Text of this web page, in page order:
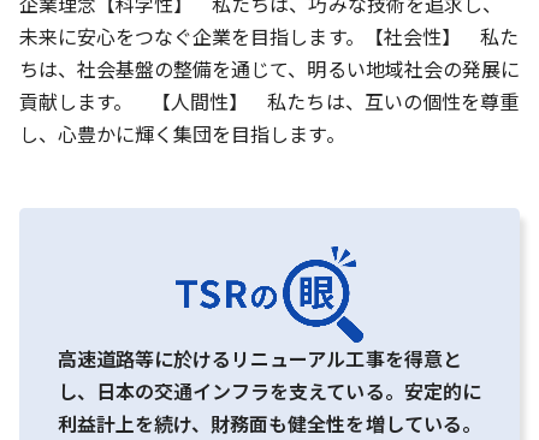
未来に安心をつなぐ企業を目指します。【社会性】 私た
ちは、社会基盤の整備を通じて、明るい地域社会の発展に
貢献します。 【人間性】 私たちは、互いの個性を尊重
し、心豊かに輝く集団を目指します。
高速道路等に於けるリニューアル工事を得意と
し、日本の交通インフラを支えている。安定的に
利益計上を続け、財務面も健全性を増している。